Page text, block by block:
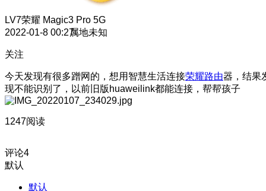
LV7荣耀 Magic3 Pro 5G
2022-01-8 00:27属地未知
关注
今天发现有很多蹭网的，想用智慧生活连接荣耀路由器，结果
现不能识别了，以前旧版huaweilink都能连接，帮帮孩子
1247阅读
评论4
默认
默认